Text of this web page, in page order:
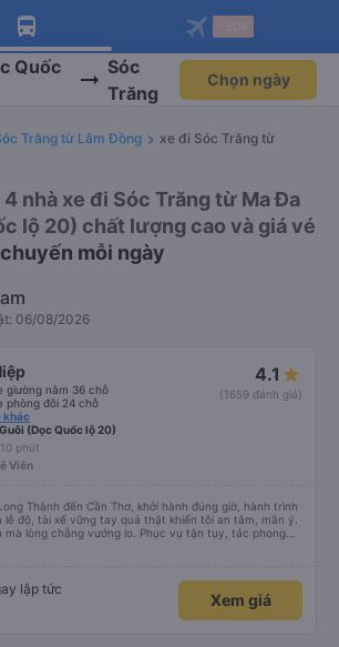
Tải app Vexere ngay!
ưu đãi thành viên độc
Mở app
Tải app Vexere
ghế khi đặt vé máy bay qua
Mở app
Quốc
Sóc
Trăng
Chọn ngày
Trăng từ Lâm Đồng
xe đi Sóc Trăng từ
nhà xe đi Sóc Trăng từ Ma Đa
lộ 20) chất lượng cao và giá vé
mỗi ngày
06/08/2026
giường nằm 36 chỗ
phòng đôi 24 chỗ
khác
4.1
(1659 đánh giá)
(Dọc Quốc lộ 20)
phút
Viên
Thành đến Cần Thơ, khởi hành đúng giờ, hành trình
tay quả thật khiến tôi an tâm, mãn ý.
mà lòng chẳng vướng lo. Phục vụ tận tụy, tác phong
giữa thời buổi kim tiền vội vã. Xã hội loạn đạo. Xin gửi
lập tức
Xem giá